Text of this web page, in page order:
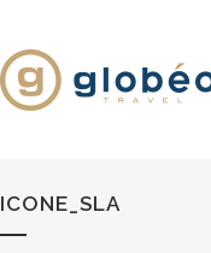
ICONE_SLA